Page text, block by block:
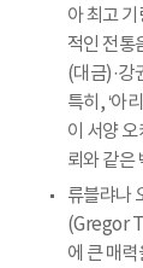
아 최고
적인 전통
(대금)·강
특히, ‘아
이 서양
뢰와 같은
류블랴나
(Gregor
에 큰 매